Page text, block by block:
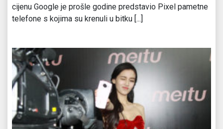
cijenu Google je prošle godine predstavio Pixel pametne
telefone s kojima su krenuli u bitku [...]